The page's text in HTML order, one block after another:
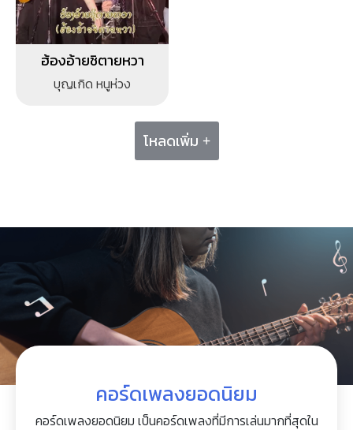
ฮ้องอ้ายชิตายหวา
บุญเกิด หนูห่วง
โหลดเพิ่ม +
คอร์ดเพลงยอดนิยม
คอร์ดเพลงยอดนิยม เป็นคอร์ดเพลงที่มีการเล่นมากที่สุดใน